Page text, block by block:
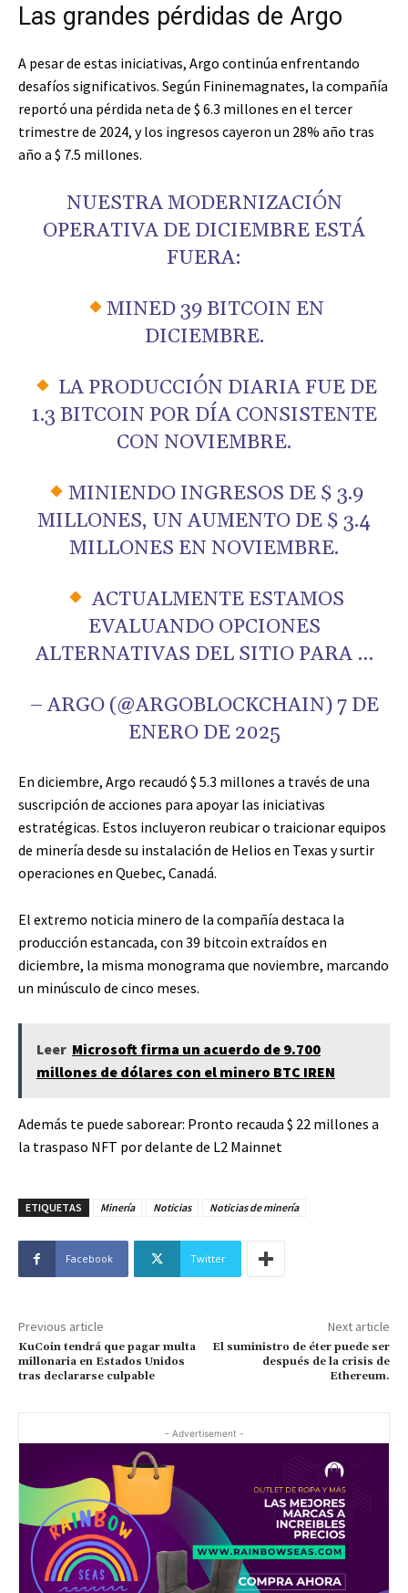
Las grandes pérdidas de Argo
A pesar de estas iniciativas, Argo continúa enfrentando
desafíos significativos. Según Fininemagnates, la compañía
reportó una pérdida neta de $ 6.3 millones en el tercer
trimestre de 2024, y los ingresos cayeron un 28% año tras
año a $ 7.5 millones.
NUESTRA MODERNIZACIÓN
OPERATIVA DE DICIEMBRE ESTÁ
FUERA:
MINED 39 BITCOIN EN
DICIEMBRE.
LA PRODUCCIÓN DIARIA FUE DE
1.3 BITCOIN POR DÍA CONSISTENTE
CON NOVIEMBRE.
MINIENDO INGRESOS DE $ 3.9
MILLONES, UN AUMENTO DE $ 3.4
MILLONES EN NOVIEMBRE.
ACTUALMENTE ESTAMOS
EVALUANDO OPCIONES
ALTERNATIVAS DEL SITIO PARA …
– ARGO (@ARGOBLOCKCHAIN) 7 DE
ENERO DE 2025
En diciembre, Argo recaudó $ 5.3 millones a través de una
suscripción de acciones para apoyar las iniciativas
estratégicas. Estos incluyeron reubicar o traicionar equipos
de minería desde su instalación de Helios en Texas y surtir
operaciones en Quebec, Canadá.
El extremo noticia minero de la compañía destaca la
producción estancada, con 39 bitcoin extraídos en
diciembre, la misma monograma que noviembre, marcando
un minúsculo de cinco meses.
Leer Microsoft firma un acuerdo de 9.700
millones de dólares con el minero BTC IREN
Además te puede saborear: Pronto recauda $ 22 millones a
la traspaso NFT por delante de L2 Mainnet
ETIQUETAS Minería Noticias Noticias de minería
Facebook Twitter
Previous article
KuCoin tendrá que pagar multa
millonaria en Estados Unidos
tras declararse culpable
Next article
El suministro de éter puede ser
después de la crisis de
Ethereum.
- Advertisement -